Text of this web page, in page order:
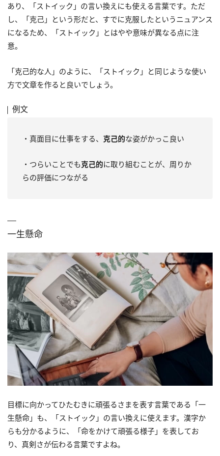
あり、「ストイック」の言い換えにも使える言葉です。ただ
し、「克己」という形だと、すでに克服したというニュアンス
になるため、「ストイック」とはやや意味が異なる点に注
意。
「克己的な人」のように、「ストイック」と同じような使い
方で文章を作ると良いでしょう。
例文
・真面目に仕事をする、 克己的な姿がかっこ良い
・つらいことでも克己的に取り組むことが、周りか
らの評価につながる
一生懸命
目標に向かってひたむきに頑張るさまを表す言葉である「一
生懸命」も、「ストイック」の言い換えに使えます。漢字か
らも分かるように、「命をかけて頑張る様子」を表してお
り、真剣さが伝わる言葉ですよね。